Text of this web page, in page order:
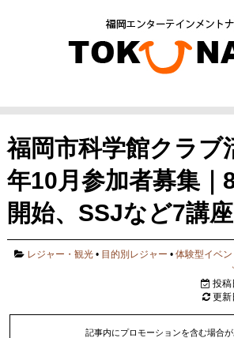
福岡市科学館クラブ
年10月参加者募集｜
開始、SSJなど7講座
レジャー・観光 • 目的別レジャー •体験型イベン
投稿
更新
記事内にプロモーションを含む場合